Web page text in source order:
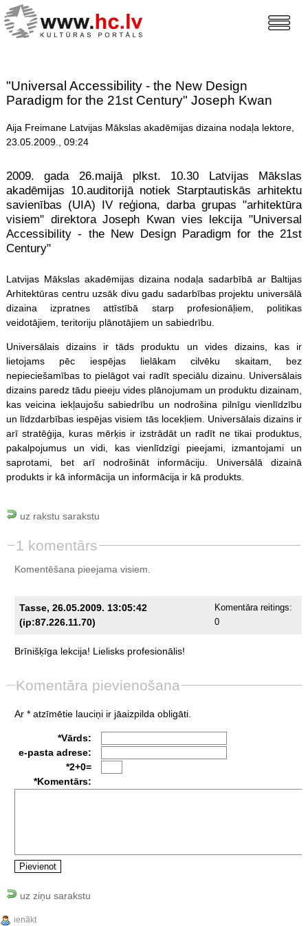
"Universal Accessibility - the New Design
Paradigm for the 21st Century" Joseph Kwan
Aija Freimane Latvijas Mākslas akadēmijas dizaina nodaļa lektore,
23.05.2009., 09:24
2009. gada 26.maijā plkst. 10.30 Latvijas Mākslas
akadēmijas 10.auditorijā notiek Starptautiskās arhitektu
savienības (UIA) IV reģiona, darba grupas "arhitektūra
visiem" direktora Joseph Kwan vies lekcija "Universal
Accessibility - the New Design Paradigm for the 21st
Century"
Latvijas Mākslas akadēmijas dizaina nodaļa sadarbībā ar Baltijas
Arhitektūras centru uzsāk divu gadu sadarbības projektu universālā
dizaina izpratnes attīstībā starp profesionāļiem, politikas
veidotājiem, teritoriju plānotājiem un sabiedrību.
Universālais dizains ir tāds produktu un vides dizains, kas ir
lietojams pēc iespējas lielākam cilvēku skaitam, bez
nepieciešamības to pielāgot vai radīt speciālu dizainu. Universālais
dizains paredz tādu pieeju vides plānojumam un produktu dizainam,
kas veicina iekļaujošu sabiedrību un nodrošina pilnīgu vienlīdzību
un līdzdarbības iespējas visiem tās locekļiem. Universālais dizains ir
arī stratēģija, kuras mērķis ir izstrādāt un radīt ne tikai produktus,
pakalpojumus un vidi, kas vienlīdzīgi pieejami, izmantojami un
saprotami, bet arī nodrošināt informāciju. Universālā dizainā
produkts ir kā informācija un informācija ir kā produkts.
uz rakstu sarakstu
1 komentārs
Komentēšana pieejama visiem.
Tasse, 26.05.2009. 13:05:42
(ip:87.226.11.70)
Komentāra reitings:
0
Brīnišķīga lekcija! Lielisks profesionālis!
Komentāra pievienošana
Ar * atzīmētie lauciņi ir jāaizpilda obligāti.
*Vārds:
e-pasta adrese:
*2+0=
*Komentārs:
uz ziņu sarakstu
ienākt